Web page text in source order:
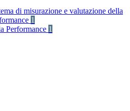
di misurazione e valutazione della
1
Performance 1